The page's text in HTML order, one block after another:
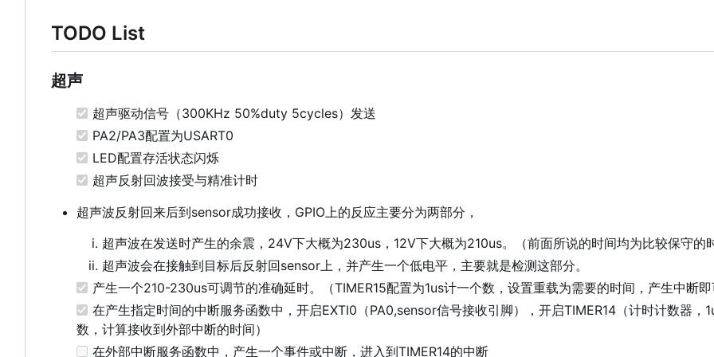
TODO List
超声
超声驱动信号（300KHz 50%duty 5cycles）发送
PA2/PA3配置为USART0
LED配置存活状态闪烁
超声反射回波接受与精准计时
超声波反射回来后到sensor成功接收，GPIO上的反应主要分为两部分，
超声波在发送时产生的余震，24V下大概为230us，12V下大概为210us。（前面所说的时间均为比较保守的时
超声波会在接触到目标后反射回sensor上，并产生一个低电平，主要就是检测这部分。
产生一个210-230us可调节的准确延时。（TIMER15配置为1us计一个数，设置重载为需要的时间，产生中断即
在产生指定时间的中断服务函数中，开启EXTI0（PA0,sensor信号接收引脚），开启TIMER14（计时计数器，
数，计算接收到外部中断的时间）
在外部中断服务函数中，产生一个事件或中断，进入到TIMER14的中断